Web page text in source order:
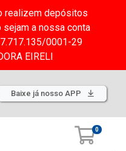
realizem depósitos
sejam a nossa conta
0001-29
EIRELI
Baixe já nosso APP
0